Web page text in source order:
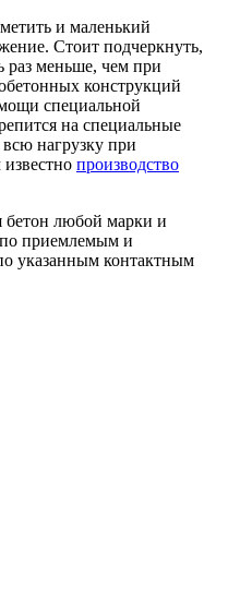
и маленький
Стоит подчеркнуть,
раз меньше, чем при
конструкций
специальной
на специальные
нагрузку при
производство
бетон любой марки и
по приемлемым и
указанным контактным